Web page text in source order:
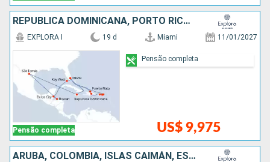
REPUBLICA DOMINICANA, PORTO RICO, JAMAICA, HONDURAS, BELIZE, ESTADOS UNIDOS
Pensão completa
EXPLORA I 19 d Miami 11/01/2027
US$ 9,975
Pensão completa
ARUBA, COLOMBIA, ISLAS CAIMÁN, ESTADOS UNIDOS, MÉXICO, BELIZE, HONDURAS